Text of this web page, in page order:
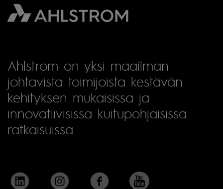
Ahlstrom on yksi maailman
johtavista toimijoista kestävän
kehityksen mukaisissa ja
innovatiivisissa kuitupohjaisissa
ratkaisuissa.